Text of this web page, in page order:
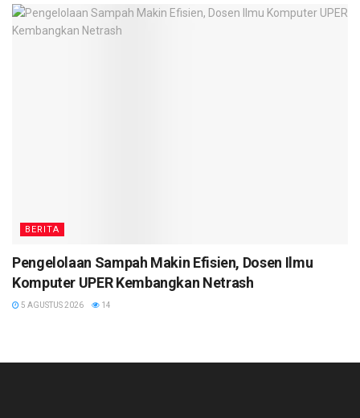
BERITA
Pengelolaan Sampah Makin Efisien, Dosen Ilmu
Komputer UPER Kembangkan Netrash
5 AGUSTUS 2026 14